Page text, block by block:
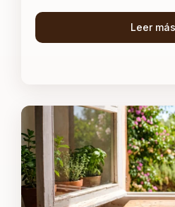
Leer más